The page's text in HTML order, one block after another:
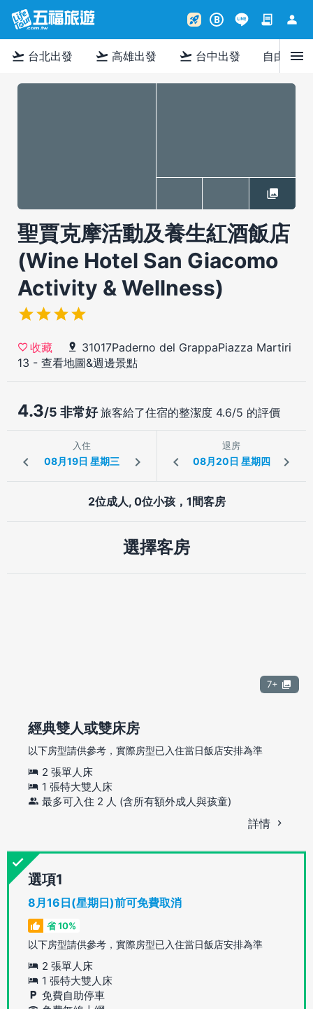
rocket_launch B contract person
flight_takeoff 台北出發 flight_takeoff 高雄出發 flight_takeoff 台中出發 自由行menu
聖賈克摩活動及養生紅酒飯店
(Wine Hotel San Giacomo
Activity & Wellness)
收藏
31017Paderno del GrappaPiazza Martiri
13 - 查看地圖&週邊景點
4.3/5 非常好旅客給了住宿的整潔度 4.6/5 的評價
入住 退房
2位成人, 0位小孩，1間客房
選擇客房
7+
經典雙人或雙床房
以下房型請供參考，實際房型已入住當日飯店安排為準
2 張單人床
1 張特大雙人床
最多可入住 2 人 (含所有額外成人與孩童)
詳情
選項
8月16日(星期日)前可免費取消
省 10%
以下房型請供參考，實際房型已入住當日飯店安排為準
2 張單人床
1 張特大雙人床
免費自助停車